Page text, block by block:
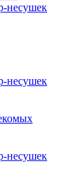
несушек
несушек
несушек